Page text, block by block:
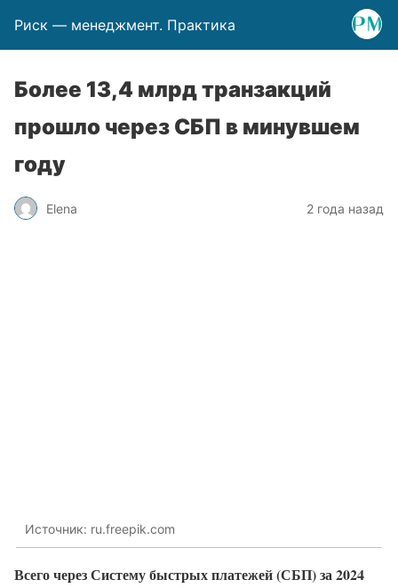
Риск — менеджмент. Практика
Более 13,4 млрд транзакций
прошло через СБП в минувшем
году
Elena 2 года назад
Источник: ru.freepik.com
Всего через Систему быстрых платежей (СБП) за 2024